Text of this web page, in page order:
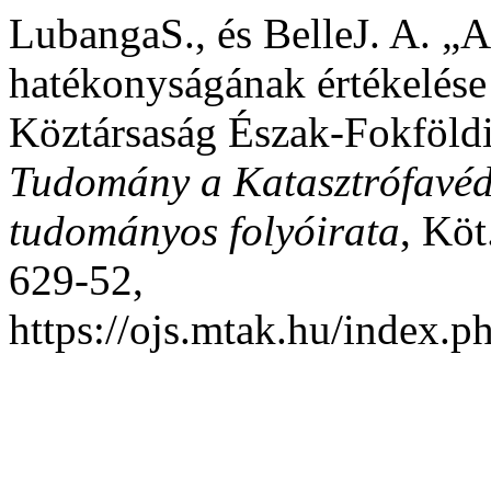
LubangaS., és BelleJ. A.
hatékonyságának
Köztársaság Észak-
Tudomány a
tudományos folyóirata,
629-52,
https://ojs.mtak.hu/